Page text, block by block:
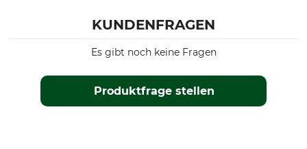
KUNDENFRAGEN
Produktfrage stellen
Es gibt noch keine Fragen